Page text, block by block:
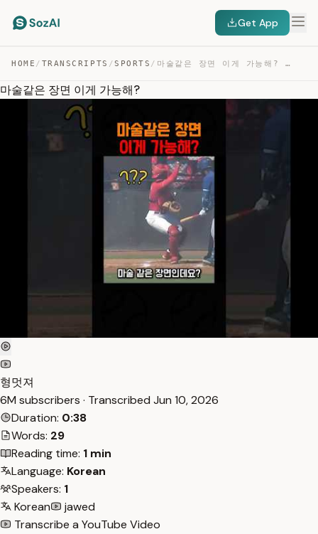
Get App
HOME / TRANSCRIPTS /SPORTS / 마술같은 장면 이게 가능해? — TRANSCRIPT
마술같은 장면 이게 가능해?
형멋져
6M subscribers · Transcribed Jun 10, 2026
Duration: 0:38
Words: 29
Reading time: 1 min
Language: Korean
Speakers: 1
Korean
jawed
Transcribe a YouTube Video